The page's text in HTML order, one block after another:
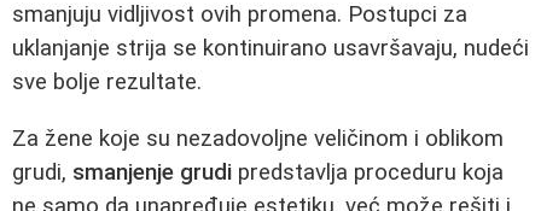
smanjuju vidljivost ovih promena. Postupci za
uklanjanje strija se kontinuirano usavršavaju, nudeći
sve bolje rezultate.
Za žene koje su nezadovoljne veličinom i oblikom
grudi, smanjenje grudi predstavlja proceduru koja